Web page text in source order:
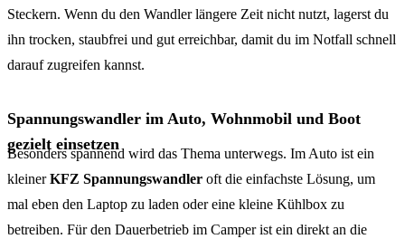
Steckern. Wenn du den Wandler längere Zeit nicht nutzt, lagerst du
ihn trocken, staubfrei und gut erreichbar, damit du im Notfall schnell
darauf zugreifen kannst.
Spannungswandler im Auto, Wohnmobil und Boot
gezielt einsetzen
Besonders spannend wird das Thema unterwegs. Im Auto ist ein
kleinerKFZ Spannungswandler oft die einfachste Lösung, um
mal eben den Laptop zu laden oder eine kleine Kühlbox zu
betreiben. Für den Dauerbetrieb im Camper ist ein direkt an die